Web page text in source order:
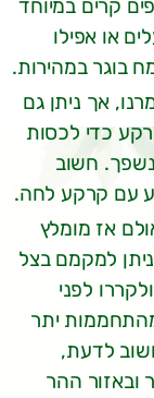
קרים במיוחד
או אפילו
בוגר במהירות.
אך ניתן גם
כדי לכסות
חשוב
עם קרקע לחה.
אז מומלץ
למקמם בצל
לפני
יתר
לדעת,
ובאזור ההר